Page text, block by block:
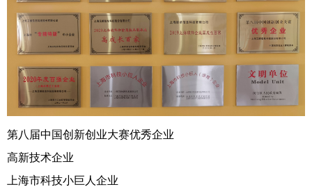
第八届中国创新创业大赛优秀企业
高新技术企业
上海市科技小巨人企业